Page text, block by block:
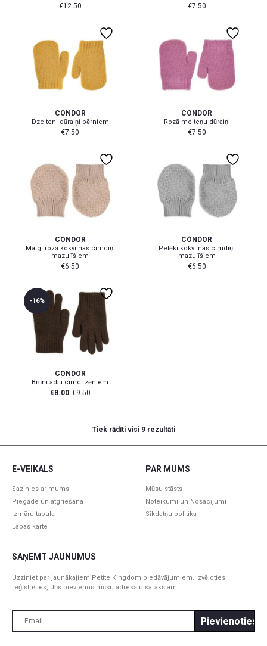
€12.50 €7.50
3-6 mēn 6-12 mēn
CÓNDOR
Dzelteni dūraiņi bērniem
€7.50
3-6 mēn6-12 mēn
CÓNDOR
Rozā meiteņu dūraiņi
€7.50
3-6 mēn
CÓNDOR
Maigi rozā kokvilnas cimdiņi
mazulīšiem
€6.50
0-3 mēn
CÓNDOR
Pelēki kokvilnas cimdiņi
mazulīšiem
€6.50
-16%
10+ gadi
CÓNDOR
Brūni adīti cimdi zēniem
€9.50
€8.00
Tiek rādīti visi 9 rezultāti
E-VEIKALS
Sazinies ar mums
Piegāde un atgriešana
Izmēru tabula
Lapas karte
PAR MUMS
Mūsu stāsts
Noteikumi un Nosacījumi
Sīkdatņu politika
SAŅEMT JAUNUMUS
Uzziniet par jaunākajiem Petite Kingdom piedāvājumiem. Izvēloties
reģistrēties, Jūs pievienos mūsu adresātu sarakstam.